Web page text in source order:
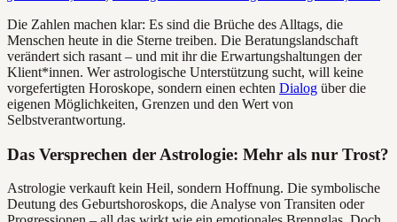
Die Zahlen machen klar: Es sind die Brüche des Alltags, die
Menschen heute in die Sterne treiben. Die Beratungslandschaft
verändert sich rasant – und mit ihr die Erwartungshaltungen der
Klient*innen. Wer astrologische Unterstützung sucht, will keine
vorgefertigten Horoskope, sondern einen echten Dialog über die
eigenen Möglichkeiten, Grenzen und den Wert von
Selbstverantwortung.
Das Versprechen der Astrologie: Mehr als nur Trost?
Astrologie verkauft kein Heil, sondern Hoffnung. Die symbolische
Deutung des Geburtshoroskops, die Analyse von Transiten oder